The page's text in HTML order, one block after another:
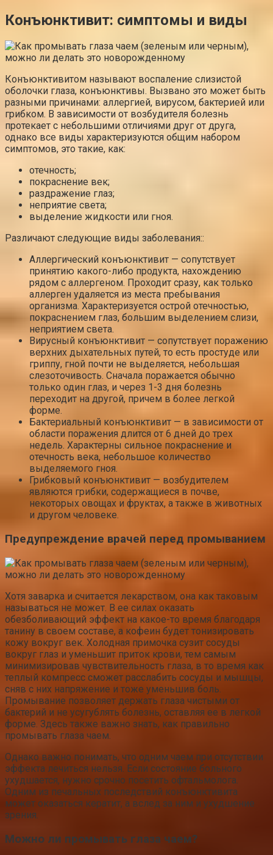
Конъюнктивит: симптомы и виды
Конъюнктивитом называют воспаление слизистой
оболочки глаза, конъюнктивы. Вызвано это может быть
разными причинами: аллергией, вирусом, бактерией или
грибком. В зависимости от возбудителя болезнь
протекает с небольшими отличиями друг от друга,
однако все виды характеризуются общим набором
симптомов, это такие, как:
отечность;
покраснение век;
раздражение глаз;
неприятие света;
выделение жидкости или гноя.
Различают следующие виды заболевания::
Аллергический конъюнктивит — сопутствует
принятию какого-либо продукта, нахождению
рядом с аллергеном. Проходит сразу, как только
аллерген удаляется из места пребывания
организма. Характеризуется острой отечностью,
покраснением глаз, большим выделением слизи,
неприятием света.
Вирусный конъюнктивит — сопутствует поражению
верхних дыхательных путей, то есть простуде или
гриппу, гной почти не выделяется, небольшая
слезоточивость. Сначала поражается обычно
только один глаз, и через 1-3 дня болезнь
переходит на другой, причем в более легкой
форме.
Бактериальный конъюнктивит — в зависимости от
области поражения длится от 6 дней до трех
недель. Характерны сильное покраснение и
отечность века, небольшое количество
выделяемого гноя.
Грибковый конъюнктивит — возбудителем
являются грибки, содержащиеся в почве,
некоторых овощах и фруктах, а также в животных
и другом человеке.
Предупреждение врачей перед промыванием
Хотя заварка и считается лекарством, она как таковым
называться не может. В ее силах оказать
обезболивающий эффект на какое-то время благодаря
танину в своем составе, а кофеин будет тонизировать
кожу вокруг век. Холодная примочка сузит сосуды
вокруг глаз и уменьшит приток крови, тем самым
минимизировав чувствительность глаза, в то время как
теплый компресс сможет расслабить сосуды и мышцы,
сняв с них напряжение и тоже уменьшив боль.
Промывание позволяет держать глаза чистыми от
бактерий и не усугублять болезнь, оставляя ее в легкой
форме. Здесь также важно знать, как правильно
промывать глаза чаем.
Однако важно понимать, что одним чаем при отсутствии
эффекта лечиться нельзя. Если состояние больного
ухудшается, нужно срочно посетить офтальмолога.
Одним из печальных последствий конъюнктивита
может оказаться кератит, а вслед за ним и ухудшение
зрения.
Можно ли промывать глаза чаем?